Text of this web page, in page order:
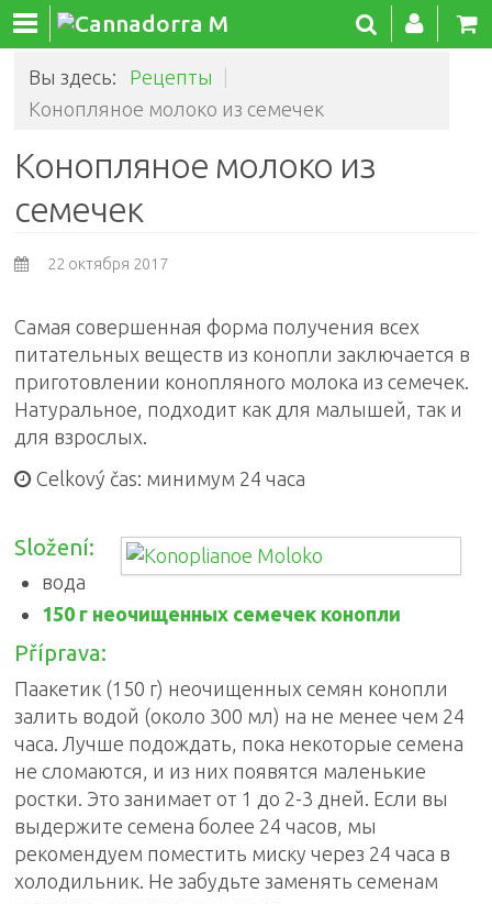
Вы здесь: Рецепты
Конопляное молоко из семечек
Конопляное молоко из
семечек
22 октября 2017
Самая совершенная форма получения всех
питательных веществ из конопли заключается в
приготовлении конопляного молока из семечек.
Натуральное, подходит как для малышей, так и
для взрослых.
Celkový čas: минимум 24 часа
Složení:
вода
150 г неочищенных семечек конопли
Příprava:
Паакетик (150 г) неочищенных семян конопли
залить водой (около 300 мл) на не менее чем 24
часа. Лучше подождать, пока некоторые семена
не сломаются, и из них появятся маленькие
ростки. Это занимает от 1 до 2-3 дней. Если вы
выдержите семена более 24 часов, мы
рекомендуем поместить миску через 24 часа в
холодильник. Не забудьте заменять семенам